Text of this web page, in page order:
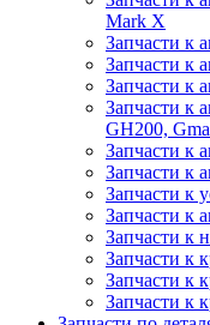
Mark X
Запчасти к
Запчасти к
Запчасти к
Запчасти к
GH200,
Запчасти к
Запчасти к
Запчасти к
Запчасти к
Запчасти к
Запчасти к
Запчасти к
Запчасти к